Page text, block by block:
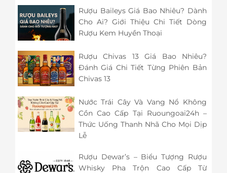
Rượu Baileys Giá Bao Nhiêu? Dành
Cho Ai? Giới Thiệu Chi Tiết Dòng
Rượu Kem Huyền Thoại
Rượu Chivas 13 Giá Bao Nhiêu?
Đánh Giá Chi Tiết Từng Phiên Bản
Chivas 13
Nước Trái Cây Và Vang Nổ Không
Cồn Cao Cấp Tại Ruoungoai24h –
Thức Uống Thanh Nhã Cho Mọi Dịp
Lễ
Rượu Dewar’s – Biểu Tượng Rượu
Whisky Pha Trộn Cao Cấp Từ